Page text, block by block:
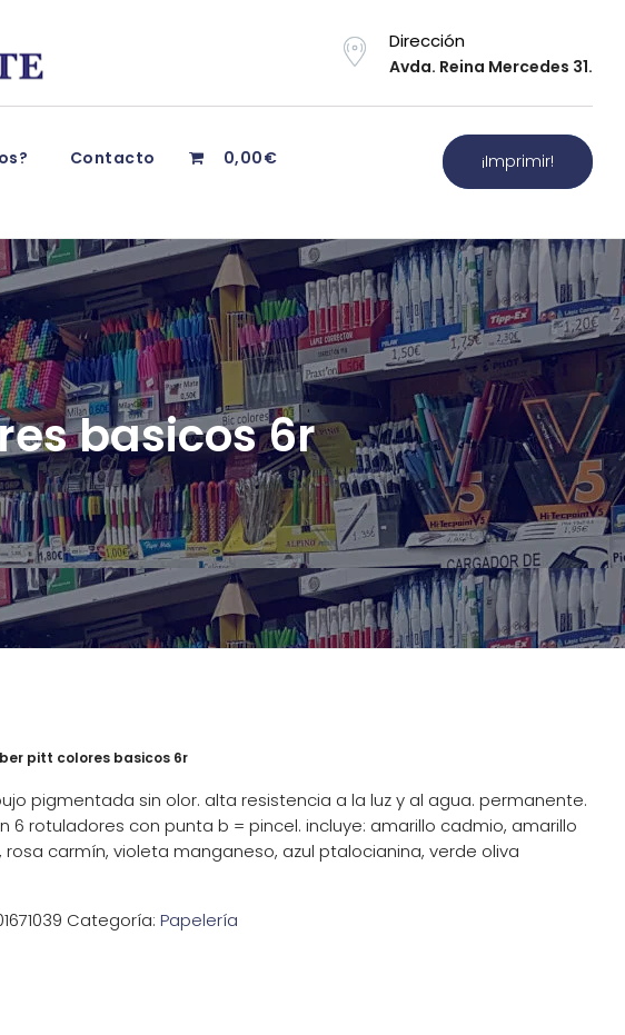
Dirección
Avda. Reina Mercedes 31.
Contacto 0,00€ ¡Imprimir!
basicos 6r
pitt colores basicos 6r
pigmentada sin olor. alta resistencia a la luz y al agua. permanente.
6 rotuladores con punta b = pincel. incluye: amarillo cadmio, amarillo
rosa carmín, violeta manganeso, azul ptalocianina, verde oliva
Categoría: Papelería